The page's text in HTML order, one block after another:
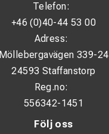
Följ oss
Telefon:
+46 (0)40-44 53 00
Adress:
Möllebergavägen 339-24
24593 Staffanstorp
Reg.no:
556342-1451